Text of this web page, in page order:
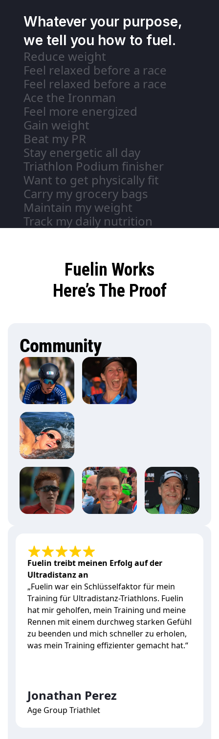
Whatever your purpose,
we tell you how to fuel.
Reduce weight
Feel relaxed before a race
Feel relaxed before a race
Ace the Ironman
Feel more energized
Gain weight
Beat my PR
Stay energetic all day
Triathlon Podium finisher
Want to get physically fit
Carry my grocery bags
Maintain my weight
Track my daily nutrition
Fuelin Works
Here’s The Proof
Community
Fuelin treibt meinen Erfolg auf der
Ultradistanz an
„Fuelin war ein Schlüsselfaktor für mein
Training für Ultradistanz-Triathlons. Fuelin
hat mir geholfen, mein Training und meine
Rennen mit einem durchweg starken Gefühl
zu beenden und mich schneller zu erholen,
was mein Training effizienter gemacht hat.“
Jonathan Perez
Age Group Triathlet